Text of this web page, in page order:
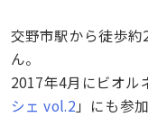
交野市駅から徒歩
ん。
2017年4月にビオル
シェ vol.2 」にも参